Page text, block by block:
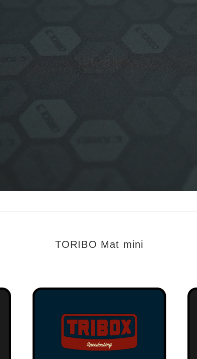
TORIBO Mat mini